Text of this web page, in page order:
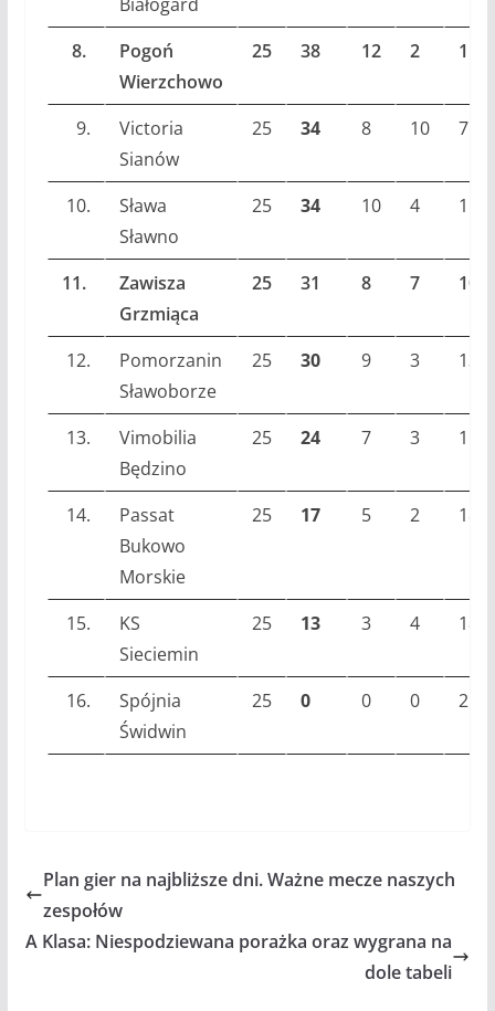
8.
Pogoń
Wierzchowo
25 38 12 2 11
9.
Victoria
Sianów
25 34 8 10 7
10.
Sława
Sławno
25 34 10 4 11
11.
Zawisza
Grzmiąca
25 31 8 7 10
12.
Pomorzanin
Sławoborze
25 30 9 3 13
13.
Vimobilia
Będzino
25 24 7 3 15
14.
Passat
Bukowo
Morskie
25 17 5 2 18
15.
KS
Sieciemin
25 13 3 4 18
16.
Spójnia
Świdwin
25 0 0 0 25
Plan gier na najbliższe dni. Ważne mecze naszych
zespołów
A Klasa: Niespodziewana porażka oraz wygrana na
dole tabeli